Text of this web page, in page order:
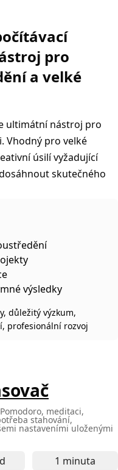
pro
a velké
ultimátní nástroj pro
Vhodný pro velké
úsilí vyžadující
skutečného
výsledky
důležitý výzkum,
profesionální rozvoj
meditaci,
stahování,
nastaveními uloženými
1 minuta